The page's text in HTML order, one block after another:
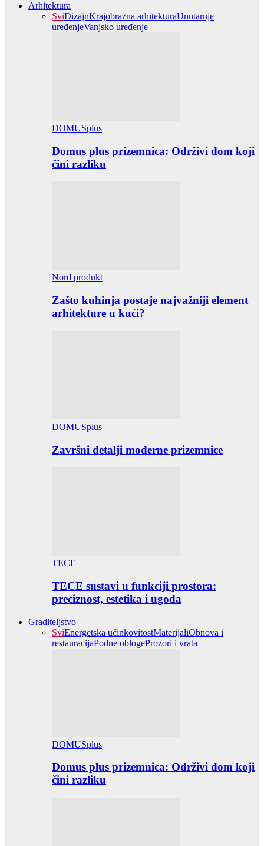
Arhitektura
SviDizajnKrajobrazna arhitekturaUnutarnje
uređenjeVanjsko uređenje
DOMUSplus
Domus plus prizemnica: Održivi dom koji
čini razliku
Nord produkt
Zašto kuhinja postaje najvažniji element
arhitekture u kući?
DOMUSplus
Završni detalji moderne prizemnice
TECE
TECE sustavi u funkciji prostora:
preciznost, estetika i ugoda
Graditeljstvo
SviEnergetska učinkovitostMaterijaliObnova i
restauracijaPodne oblogeProzori i vrata
DOMUSplus
Domus plus prizemnica: Održivi dom koji
čini razliku